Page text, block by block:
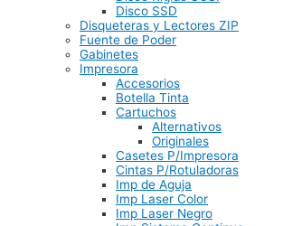
Disco SSD
Disqueteras y Lectores ZIP
Fuente de Poder
Gabinetes
Impresora
Accesorios
Botella Tinta
Cartuchos
Alternativos
Originales
Casetes P/Impresora
Cintas P/Rotuladoras
Imp de Aguja
Imp Laser Color
Imp Laser Negro